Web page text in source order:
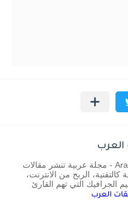
العرب
تطبيقات العرب Arab4apps - مجلة عربية تنشر مقالات
الربح من الانترنت،
الجرافيك التي تهم القارئ
العرب